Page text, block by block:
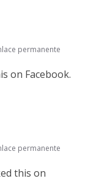
permanente
on Facebook.
permanente
this on